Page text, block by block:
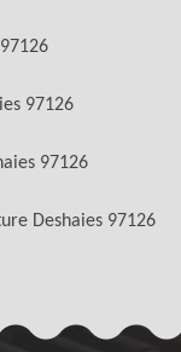
97126
97126
Deshaies 97126